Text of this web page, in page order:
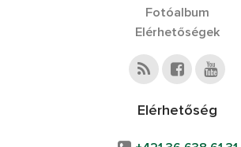
Fotóalbum
Elérhetőségek
Elérhetőség